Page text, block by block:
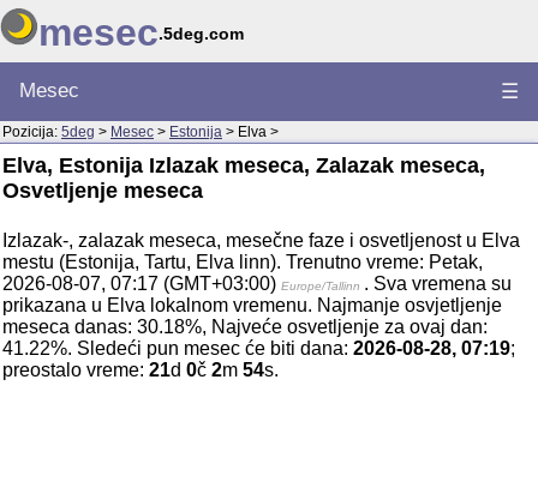
mesec.5deg.com
Mesec ☰
Pozicija: 5deg > Mesec > Estonija > Elva >
Elva, Estonija Izlazak meseca, Zalazak meseca,
Osvetljenje meseca
Izlazak-, zalazak meseca, mesečne faze i osvetljenost u Elva
mestu (Estonija, Tartu, Elva linn). Trenutno vreme: Petak,
2026-08-07, 07:17 (GMT+03:00) Europe/Tallinn . Sva vremena su
prikazana u Elva lokalnom vremenu. Najmanje osvjetljenje
meseca danas: 30.18%, Najveće osvetljenje za ovaj dan:
41.22%. Sledeći pun mesec će biti dana: 2026-08-28, 07:19;
preostalo vreme: 21d 0č 2m 54s.